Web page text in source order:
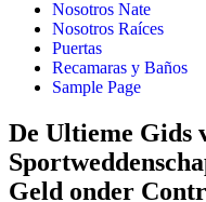
Nosotros Nate
Nosotros Raíces
Puertas
Recamaras y Baños
Sample Page
De Ultieme Gids
Geld onder